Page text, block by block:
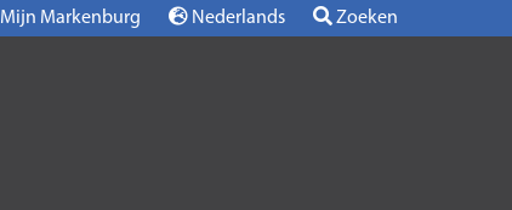
Mijn Markenburg Nederlands Zoeken